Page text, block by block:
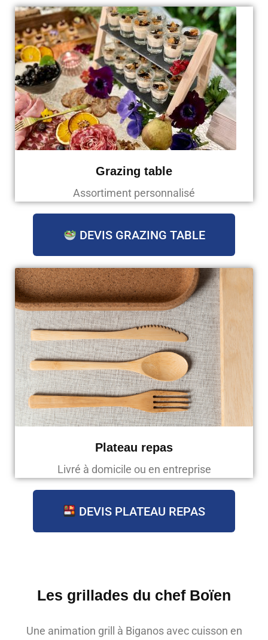
Grazing table
Assortiment personnalisé
DEVIS GRAZING TABLE
Plateau repas
Livré à domicile ou en entreprise
DEVIS PLATEAU REPAS
Les grillades du chef Boïen
Une animation grill à Biganos avec cuisson en